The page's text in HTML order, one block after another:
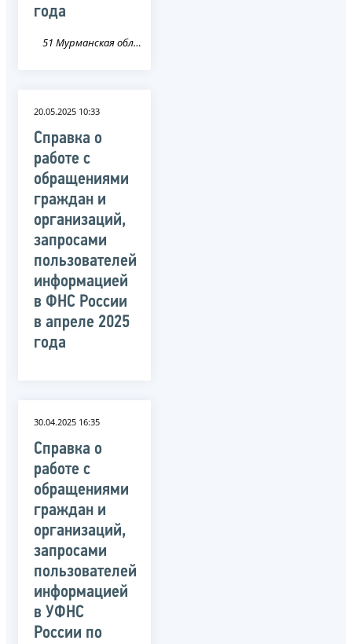
года
51 Мурманская область
20.05.2025 10:33
Справка о
работе с
обращениями
граждан и
организаций,
запросами
пользователей
информацией
в ФНС России
в апреле 2025
года
30.04.2025 16:35
Справка о
работе с
обращениями
граждан и
организаций,
запросами
пользователей
информацией
в УФНС
России по